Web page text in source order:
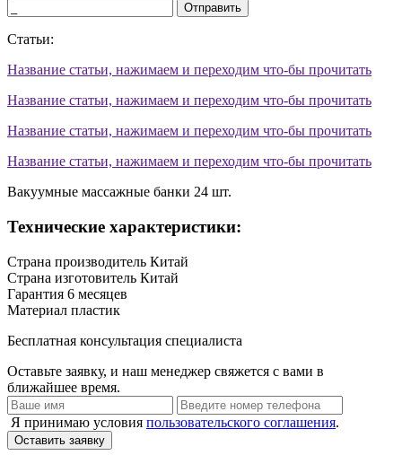
Отправить
Статьи:
Название статьи, нажимаем и переходим что-бы прочитать
Название статьи, нажимаем и переходим что-бы прочитать
Название статьи, нажимаем и переходим что-бы прочитать
Название статьи, нажимаем и переходим что-бы прочитать
Вакуумные массажные банки 24 шт.
Технические характеристики:
Страна производитель Китай
Страна изготовитель Китай
Гарантия 6 месяцев
Материал пластик
Бесплатная консультация специалиста
Оставьте заявку, и наш менеджер свяжется с вами в
ближайшее время.
Я принимаю условия пользовательского соглашения.
Оставить заявку